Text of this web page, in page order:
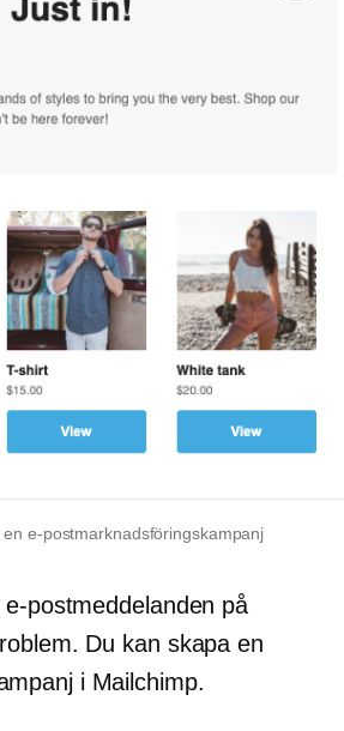
e-postmarknadsföringskampanj
postmeddelanden på
Du kan skapa en
i Mailchimp.